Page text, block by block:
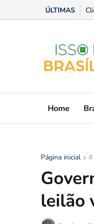
ÚLTIMAS
Home
Página inicial
leilão